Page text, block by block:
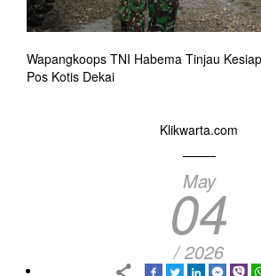
Wapangkoops TNI Habema Tinjau
Pos Kotis Dekai
Klikwarta.com
May
04
/ 2026